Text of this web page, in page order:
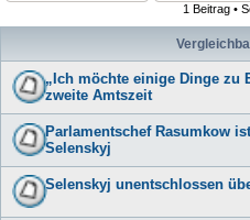
1 Beitrag •
„Ich möchte einige Dinge zu
zweite Amtszeit
Parlamentschef Rasumkow
Selenskyj
Selenskyj unentschlossen